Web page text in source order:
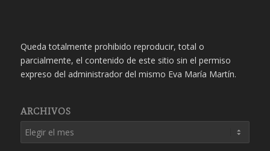
Queda totalmente prohibido reproducir, total o
parcialmente, el contenido de este sitio sin el permiso
expreso del administrador del mismo Eva María Martín.
ARCHIVOS